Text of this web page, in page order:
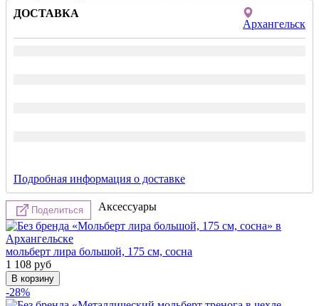
ДОСТАВКА
Архангельск
Подробная информация о доставке
Поделиться Аксессуары
мольберт лира большой, 175 см, сосна
1 108 руб
-28%